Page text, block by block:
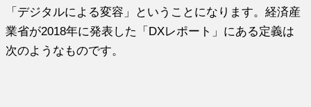
「デジタルによる変容」ということになります。経済産
業省が2018年に発表した「DXレポート」にある定義は
次のようなものです。